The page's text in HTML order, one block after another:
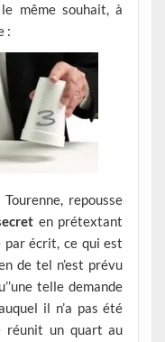
même souhait, à
:
repousse
en prétextant
par écrit, ce qui est
de tel n’est prévu
telle demande
il n’a pas été
réunit un quart au